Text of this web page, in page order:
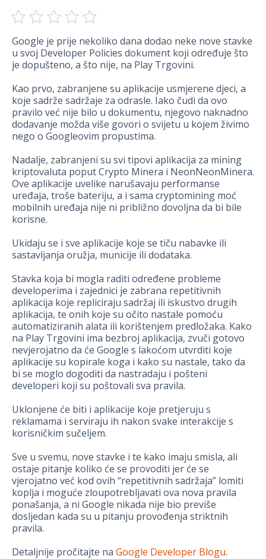
Google je prije nekoliko dana dodao neke nove stavke
u svoj Developer Policies dokument koji određuje što
je dopušteno, a što nije, na Play Trgovini.
Kao prvo, zabranjene su aplikacije usmjerene djeci, a
koje sadrže sadržaje za odrasle. Iako čudi da ovo
pravilo već nije bilo u dokumentu, njegovo naknadno
dodavanje možda više govori o svijetu u kojem živimo
nego o Googleovim propustima.
Nadalje, zabranjeni su svi tipovi aplikacija za mining
kriptovaluta poput Crypto Minera i NeonNeonMinera.
Ove aplikacije uvelike narušavaju performanse
uređaja, troše bateriju, a i sama cryptomining moć
mobilnih uređaja nije ni približno dovoljna da bi bile
korisne.
Ukidaju se i sve aplikacije koje se tiču nabavke ili
sastavljanja oružja, municije ili dodataka.
Stavka koja bi mogla raditi određene probleme
developerima i zajednici je zabrana repetitivnih
aplikacija koje repliciraju sadržaj ili iskustvo drugih
aplikacija, te onih koje su očito nastale pomoću
automatiziranih alata ili korištenjem predložaka. Kako
na Play Trgovini ima bezbroj aplikacija, zvuči gotovo
nevjerojatno da će Google s lakoćom utvrditi koje
aplikacije su kopirale koga i kako su nastale, tako da
bi se moglo dogoditi da nastradaju i pošteni
developeri koji su poštovali sva pravila.
Uklonjene će biti i aplikacije koje pretjeruju s
reklamama i serviraju ih nakon svake interakcije s
korisničkim sučeljem.
Sve u svemu, nove stavke i te kako imaju smisla, ali
ostaje pitanje koliko će se provoditi jer će se
vjerojatno već kod ovih “repetitivnih sadržaja” lomiti
koplja i moguće zloupotrebljavati ova nova pravila
ponašanja, a ni Google nikada nije bio previše
dosljedan kada su u pitanju provođenja striktnih
pravila.
Detaljnije pročitajte na Google Developer Blogu.